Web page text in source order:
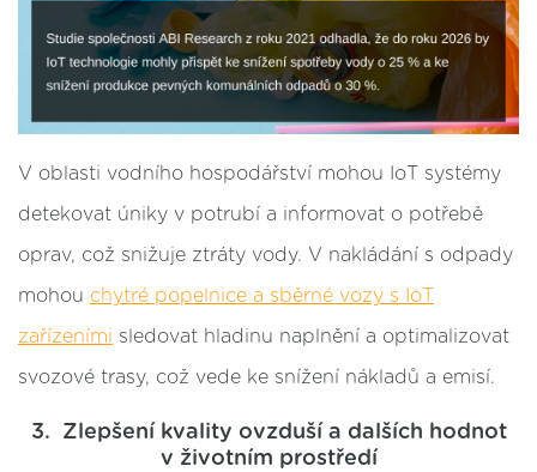
V oblasti vodního hospodářství mohou IoT systémy
detekovat úniky v potrubí a informovat o potřebě
oprav, což snižuje ztráty vody. V nakládání s odpady
mohou chytré popelnice a sběrné vozy s IoT
zařízeními sledovat hladinu naplnění a optimalizovat
svozové trasy, což vede ke snížení nákladů a emisí.
3. Zlepšení kvality ovzduší a dalších hodnot
v životním prostředí